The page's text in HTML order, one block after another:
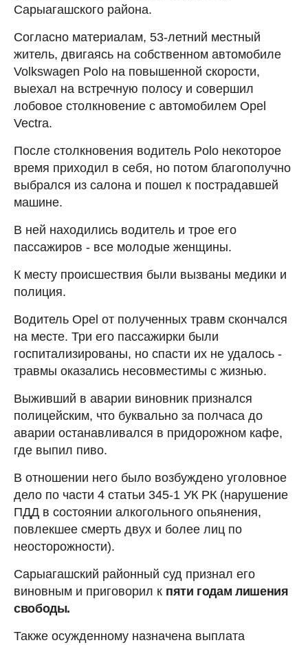
Сарыагашского района.
Согласно материалам, 53-летний местный
житель, двигаясь на собственном автомобиле
Volkswagen Polo на повышенной скорости,
выехал на встречную полосу и совершил
лобовое столкновение с автомобилем Opel
Vectra.
После столкновения водитель Polo некоторое
время приходил в себя, но потом благополучно
выбрался из салона и пошел к пострадавшей
машине.
В ней находились водитель и трое его
пассажиров - все молодые женщины.
К месту происшествия были вызваны медики и
полиция.
Водитель Opel от полученных травм скончался
на месте. Три его пассажирки были
госпитализированы, но спасти их не удалось -
травмы оказались несовместимы с жизнью.
Выживший в аварии виновник признался
полицейским, что буквально за полчаса до
аварии останавливался в придорожном кафе,
где выпил пиво.
В отношении него было возбуждено уголовное
дело по части 4 статьи 345-1 УК РК (нарушение
ПДД в состоянии алкогольного опьянения,
повлекшее смерть двух и более лиц по
неосторожности).
Сарыагашский районный суд признал его
виновным и приговорил к пяти годам лишения
свободы.
Также осужденному назначена выплата